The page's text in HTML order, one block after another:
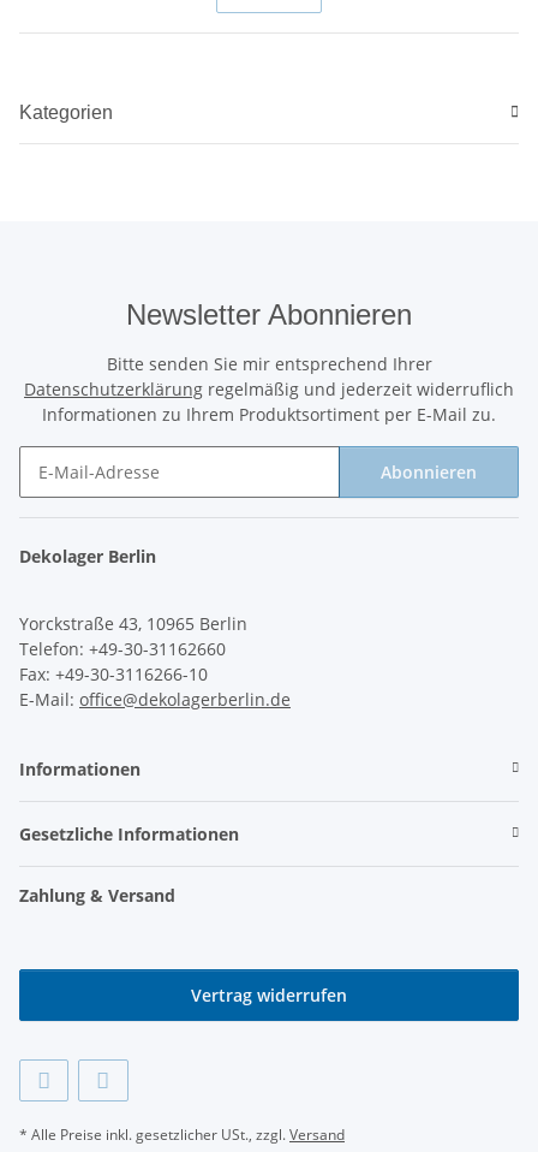
Kategorien
Newsletter Abonnieren
Bitte senden Sie mir entsprechend Ihrer
Datenschutzerklärung regelmäßig und jederzeit widerruflich
Informationen zu Ihrem Produktsortiment per E-Mail zu.
Abonnieren
Dekolager Berlin
Yorckstraße 43, 10965 Berlin
Telefon: +49-30-31162660
Fax: +49-30-3116266-10
E-Mail: office@dekolagerberlin.de
Informationen
Gesetzliche Informationen
Zahlung & Versand
Vertrag widerrufen
* Alle Preise inkl. gesetzlicher USt., zzgl.Versand